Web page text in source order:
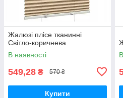
Жалюзі плісе тканинні
Світло-коричнева
В наявності
549,28 ₴ 570 ₴
Купити